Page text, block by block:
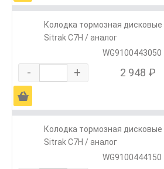
Колодка тормозная
Sitrak C7H / аналог
WG9100443050
- + 2 948 ₽
Ä
Колодка тормозная
Sitrak C7H / аналог
WG9100444150